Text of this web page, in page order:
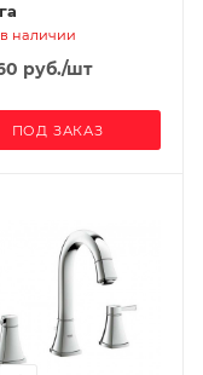
наличии
руб./шт
ПОД ЗАКАЗ